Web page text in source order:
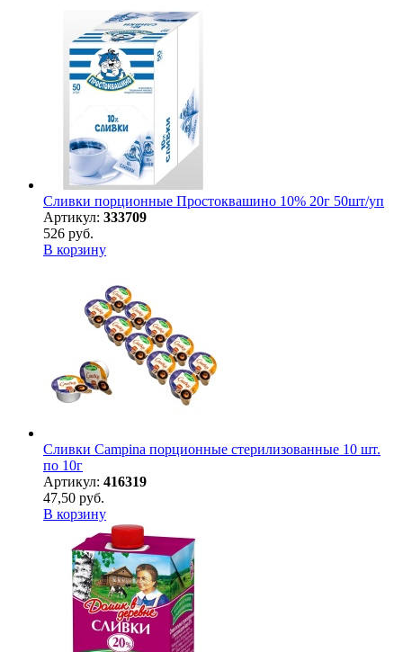
Сливки порционные Простоквашино 10% 20г 50шт/уп
Артикул: 333709
526 руб.
В корзину
Сливки Campina порционные стерилизованные 10 шт.
по 10г
Артикул: 416319
47,50 руб.
В корзину